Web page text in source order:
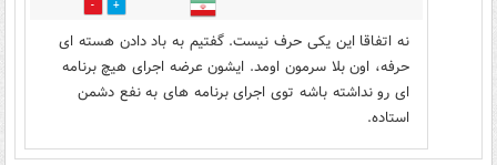
0
نه اتفاقا این یکی حرف نیست. گفتیم به باد دادن هسته ای
حرفه، اون بلا سرمون اومد. ایشون عرضه اجرای هیچ برنامه
ای رو نداشته باشه توی اجرای برنامه های به نفع دشمن
استاده.